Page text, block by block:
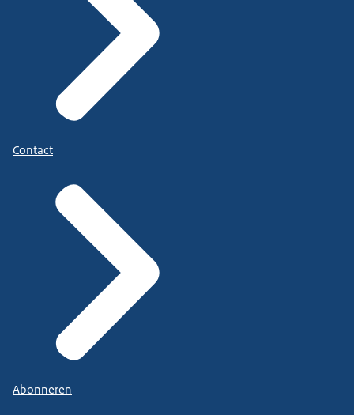
Contact
Abonneren